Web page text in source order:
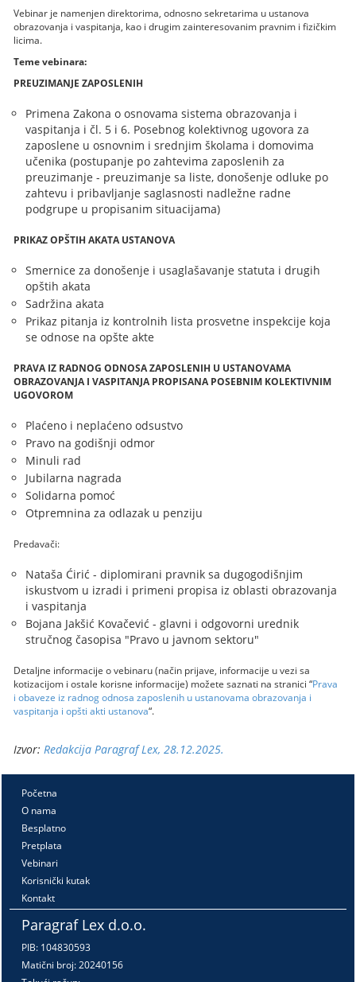
Vebinar je namenjen direktorima, odnosno sekretarima u ustanova
obrazovanja i vaspitanja, kao i drugim zainteresovanim pravnim i fizičkim
licima.
Teme vebinara:
PREUZIMANJE ZAPOSLENIH
Primena Zakona o osnovama sistema obrazovanja i
vaspitanja i čl. 5 i 6. Posebnog kolektivnog ugovora za
zaposlene u osnovnim i srednjim školama i domovima
učenika (postupanje po zahtevima zaposlenih za
preuzimanje - preuzimanje sa liste, donošenje odluke po
zahtevu i pribavljanje saglasnosti nadležne radne
podgrupe u propisanim situacijama)
PRIKAZ OPŠTIH AKATA USTANOVA
Smernice za donošenje i usaglašavanje statuta i drugih
opštih akata
Sadržina akata
Prikaz pitanja iz kontrolnih lista prosvetne inspekcije koja
se odnose na opšte akte
PRAVA IZ RADNOG ODNOSA ZAPOSLENIH U USTANOVAMA
OBRAZOVANJA I VASPITANJA PROPISANA POSEBNIM KOLEKTIVNIM
UGOVOROM
Plaćeno i neplaćeno odsustvo
Pravo na godišnji odmor
Minuli rad
Jubilarna nagrada
Solidarna pomoć
Otpremnina za odlazak u penziju
Predavači:
Nataša Ćirić - diplomirani pravnik sa dugogodišnjim
iskustvom u izradi i primeni propisa iz oblasti obrazovanja
i vaspitanja
Bojana Jakšić Kovačević - glavni i odgovorni urednik
stručnog časopisa "Pravo u javnom sektoru"
Detaljne informacije o vebinaru (način prijave, informacije u vezi sa
kotizacijom i ostale korisne informacije) možete saznati na stranici “Prava
i obaveze iz radnog odnosa zaposlenih u ustanovama obrazovanja i
vaspitanja i opšti akti ustanova“.
Izvor:Redakcija Paragraf Lex, 28.12.2025.
Početna
O nama
Besplatno
Pretplata
Vebinari
Korisnički kutak
Kontakt
Paragraf Lex d.o.o.
PIB: 104830593
Matični broj: 20240156